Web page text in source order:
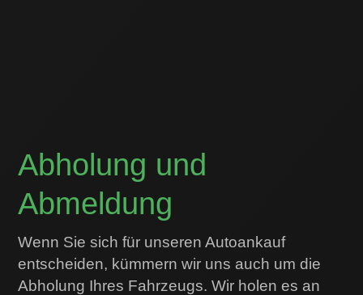
Abholung und
Abmeldung
Wenn Sie sich für unseren Autoankauf
entscheiden, kümmern wir uns auch um die
Abholung Ihres Fahrzeugs. Wir holen es an